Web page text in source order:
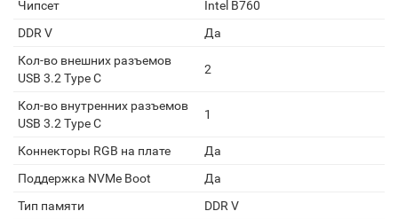
Чипсет
Intel B760
DDR V
Да
Кол-во внешних разъемов
USB 3.2 Type C
2
Кол-во внутренних разъемов
USB 3.2 Type C
1
Коннекторы RGB на плате
Да
Поддержка NVMe Boot
Да
Тип памяти
DDR V